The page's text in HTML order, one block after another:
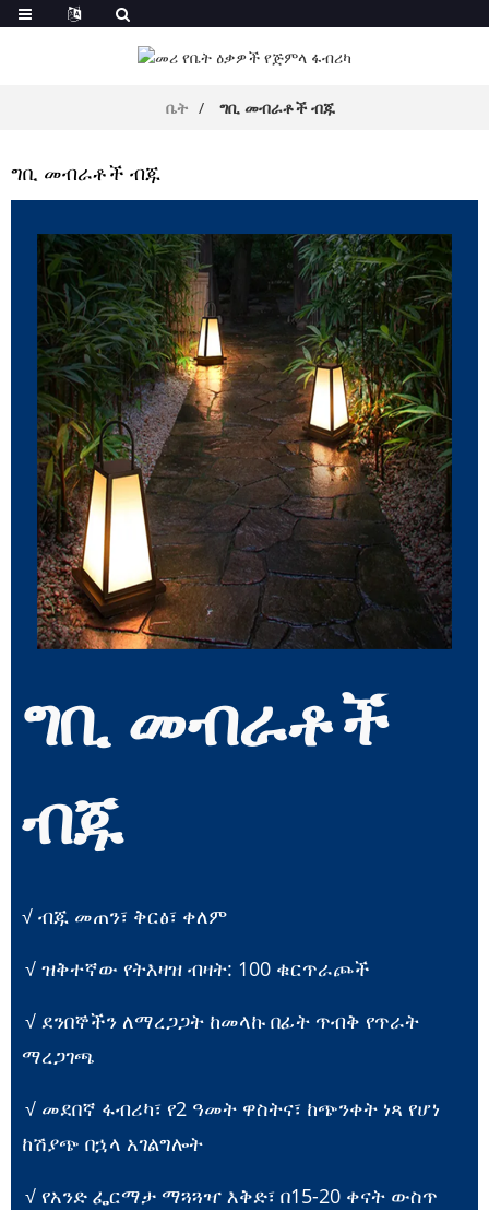
ቤት ግቢ መብራቶች ብጁ
ግቢ መብራቶች ብጁ
ግቢ መብራቶች
ብጁ
√ ብጁ መጠን፣ ቅርፅ፣ ቀለም
√ ዝቅተኛው የትእዛዝ ብዛት: 100 ቁርጥራጮች
√ ደንበኞችን ለማረጋጋት ከመላኩ በፊት ጥብቅ የጥራት
ማረጋገጫ
√ መደበኛ ፋብሪካ፣ የ2 ዓመት ዋስትና፣ ከጭንቀት ነጻ የሆነ
ከሽያጭ በኋላ አገልግሎት
√ የአንድ ፌርማታ ማጓጓዣ እቅድ፣ በ15-20 ቀናት ውስጥ